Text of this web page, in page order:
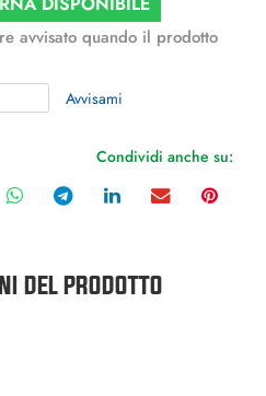
avvisato quando il prodotto
Avvisami
Condividi anche su:
DEL PRODOTTO